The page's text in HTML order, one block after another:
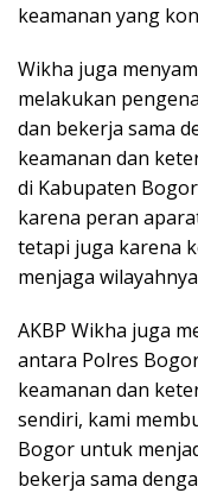
keamanan yang
Wikha juga
melakukan
dan bekerja sama
keamanan dan
di Kabupaten
karena peran
tetapi juga karena
menjaga
AKBP Wikha juga
antara Polres
keamanan dan
sendiri, kami
Bogor untuk
bekerja sama